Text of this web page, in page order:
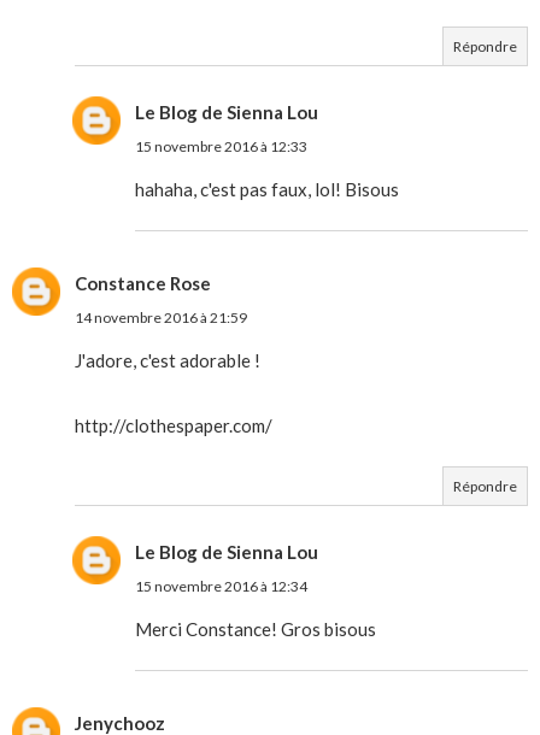
Répondre
Le Blog de Sienna Lou
15 novembre 2016 à 12:33
hahaha, c'est pas faux, lol! Bisous
Constance Rose
14 novembre 2016 à 21:59
J'adore, c'est adorable !
http://clothespaper.com/
Répondre
Le Blog de Sienna Lou
15 novembre 2016 à 12:34
Merci Constance! Gros bisous
Jenychooz